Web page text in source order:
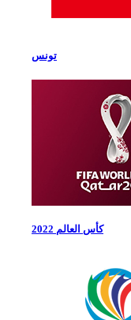
تونس
كأس العالم 2022